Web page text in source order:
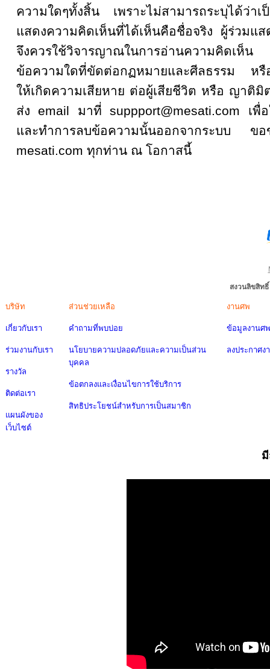
ความใดๆทั้งสิ้น เพราะไม่สามารถระบุได้ว่า
แสดงความคิดเห็นที่ได้เห็นคือชื่อจริง ผู้ร่วมแ
จึงควรใช้วิจารญาณในการอ่านความคิดเ
ข้อความใดที่ขัดต่อกฏหมายและศีลธรรม หรือ
ให้เกิดความเสียหาย ต่อผู้เสียชีวิต หรือ ญาติมิ
ส่ง email มาที่ suppport@mesati.com เพื่
และทำการลบข้อความนั้นออกจากระบบ ขอ
mesati.com ทุกท่าน ณ โอกาสนี้
สงวนลิขสิท
บริษัท
เกี่ยวกับเรา
ร่วมงานกับเรา
รางวัล
ติดต่อเรา
แผนผังของ
เว็บไซต์
ส่วนช่วยเหลือ
คำถามที่พบบ่อย
นโยบายความปลอดภัยและความเป็นส่วน
บุคคล
ข้อตกลงและเงื่อนไขการใช้บริการ
สิทธิประโยชน์สำหรับการเป็นสมาชิก
งานศพ
ข้อมูลงานศพ
ลงประกาศง